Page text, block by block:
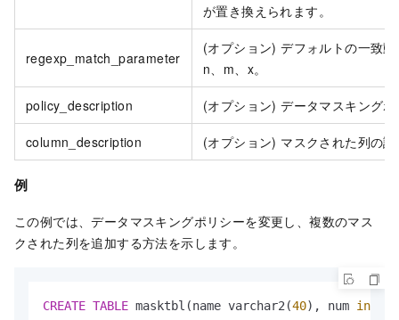
が置き換えられます。
regexp_match_parameter
(オプション) デフォルトの一致
n、m、x。
policy_description (オプション) データマスキング
column_description (オプション) マスクされた列の
例
この例では、データマスキングポリシーを変更し、複数のマス
クされた列を追加する方法を示します。
CREATE TABLE masktbl(name varchar2(40), num